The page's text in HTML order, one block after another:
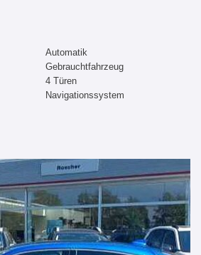
Automatik
Gebrauchtfahrzeug
4 Türen
Navigationssystem